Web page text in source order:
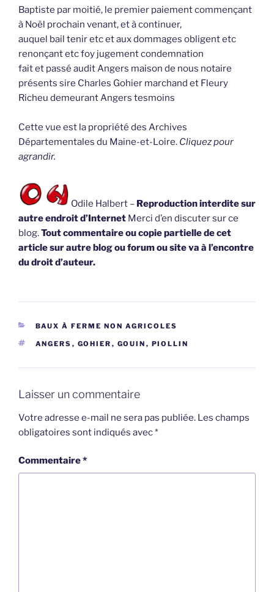
Baptiste par moitié, le premier paiement commençant
à Noël prochain venant, et à continuer,
auquel bail tenir etc et aux dommages obligent etc
renonçant etc foy jugement condemnation
fait et passé audit Angers maison de nous notaire
présents sire Charles Gohier marchand et Fleury
Richeu demeurant Angers tesmoins
Cette vue est la propriété des Archives
Départementales du Maine-et-Loire. Cliquez pour
agrandir.
Odile Halbert – Reproduction interdite sur
autre endroit d’Internet Merci d’en discuter sur ce
blog.Tout commentaire ou copie partielle de cet
article sur autre blog ou forum ou site va à l’encontre
du droit d’auteur.
CATÉGORIES
BAUX À FERME NON AGRICOLES
ÉTIQUETTES
ANGERS , GOHIER , GOUIN , PIOLLIN
Laisser un commentaire
Votre adresse e-mail ne sera pas publiée. Les champs
obligatoires sont indiqués avec*
Commentaire*